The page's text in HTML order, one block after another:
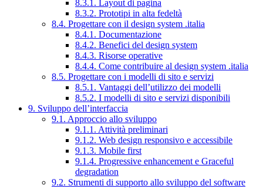
8.3.1. Layout di pagina
8.3.2. Prototipi in alta fedeltà
8.4. Progettare con il design system .italia
8.4.1. Documentazione
8.4.2. Benefici del design system
8.4.3. Risorse operative
8.4.4. Come contribuire al design system .italia
8.5. Progettare con i modelli di sito e servizi
8.5.1. Vantaggi dell’utilizzo dei modelli
8.5.2. I modelli di sito e servizi disponibili
9. Sviluppo dell’interfaccia
9.1. Approccio allo sviluppo
9.1.1. Attività preliminari
9.1.2. Web design responsivo e accessibile
9.1.3. Mobile first
9.1.4. Progressive enhancement e Graceful
degradation
9.2. Strumenti di supporto allo sviluppo del software